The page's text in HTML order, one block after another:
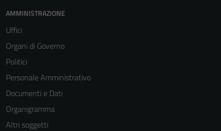
AMMINISTRAZIONE
Uffici
Organi di Governo
Politici
Personale Amministrativo
Documenti e Dati
Organigramma
Altri soggetti